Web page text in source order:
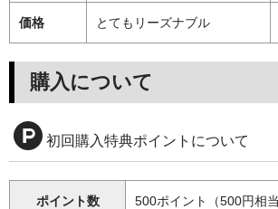
価格 とてもリーズナブル
購入について
初回購入特典ポイントについて
ポイント数 500ポイント（500円相当